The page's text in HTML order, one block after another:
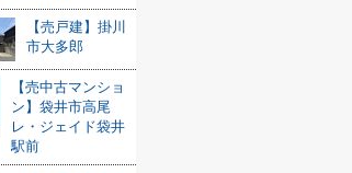
【売戸建】掛川
市大多郎
【売中古マンショ
ン】袋井市高尾
レ・ジェイド袋井
駅前